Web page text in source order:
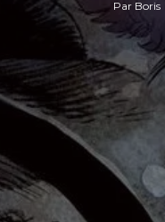
Par Boris